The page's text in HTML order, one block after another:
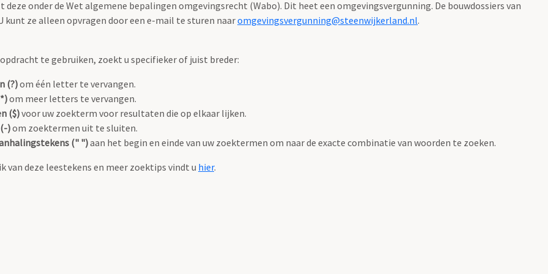
deze onder de Wet algemene bepalingen omgevingsrecht (Wabo). Dit heet een omgevingsvergunning. De bouwdossiers van
ze alleen opvragen door een e-mail te sturen naaromgevingsvergunning@steenwijkerland.nl.
te gebruiken, zoekt u specifieker of juist breder:
(?)om één letter te vervangen.
om meer letters te vervangen.
($)voor uw zoekterm voor resultaten die op elkaar lijken.
)om zoektermen uit te sluiten.
(" ")aan het begin en einde van uw zoektermen om naar de exacte combinatie van woorden te zoeken.
van deze leestekens en meer zoektips vindt u hier.